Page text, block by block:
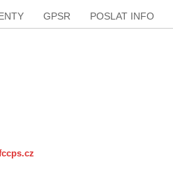
GPSR POSLAT INFO